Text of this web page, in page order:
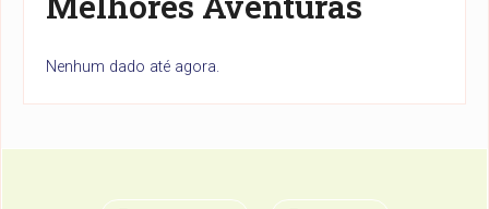
Nenhum dado até agora.